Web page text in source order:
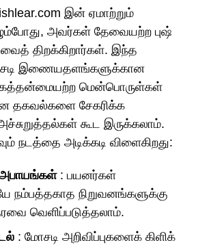
இன் ஏமாற்றும்
அவர்கள் தேவையற்ற புஷ்
திறக்கிறார்கள். இந்த
இணையதளங்களுக்கான
மென்பொருள்கள்
தகவல்களை சேகரிக்க
கூட இருக்கலாம்.
நடத்தை அடிக்கடி விளைகிறது:
அபாயங்கள்: பயனர்கள்
நம்பத்தகாத நிறுவனங்களுக்கு
வெளிப்படுத்தலாம்.
: மோசடி அறிவிப்புகளைக் கிளிக்